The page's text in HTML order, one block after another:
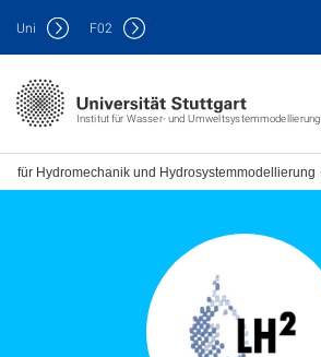
Institut für Wasser- und Umweltsystemmodellierung
Uni F02
für Hydromechanik und Hydrosystemmodellierung